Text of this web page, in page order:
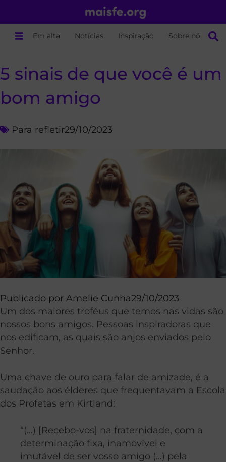
Em alta Notícias Inspiração Sobre nós
5 sinais de que você é um
bom amigo
Para refletir29/10/2023
Publicado por Amelie Cunha29/10/2023
Um dos maiores troféus que temos nas vidas são
nossos bons amigos. Pessoas inspiradoras que
nos edificam, as quais são anjos enviados pelo
Senhor.
Uma chave de ouro para falar de amizade, é a
saudação aos élderes que frequentavam a Escola
dos Profetas em Kirtland:
“(…) [Recebo-vos] na fraternidade, com a
determinação fixa, inamovível e
imutável de ser vosso amigo (…) pela